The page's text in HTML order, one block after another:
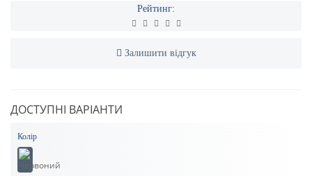
Рейтинг:
Залишити відгук
ДОСТУПНІ ВАРІАНТИ
Колір